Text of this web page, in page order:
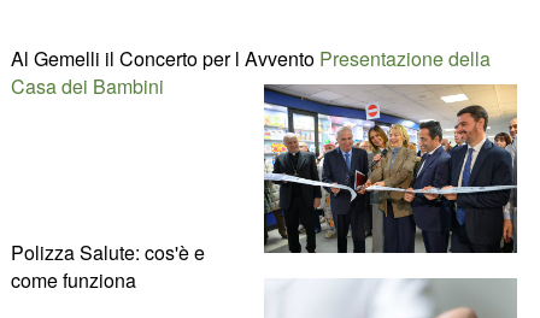
Al Gemelli il Concerto per l Avvento Presentazione della
Casa dei Bambini
Polizza Salute: cos'è e
come funziona